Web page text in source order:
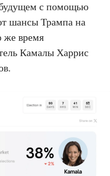
с помощью
шансы Трампа на
же время
Камалы Харрис